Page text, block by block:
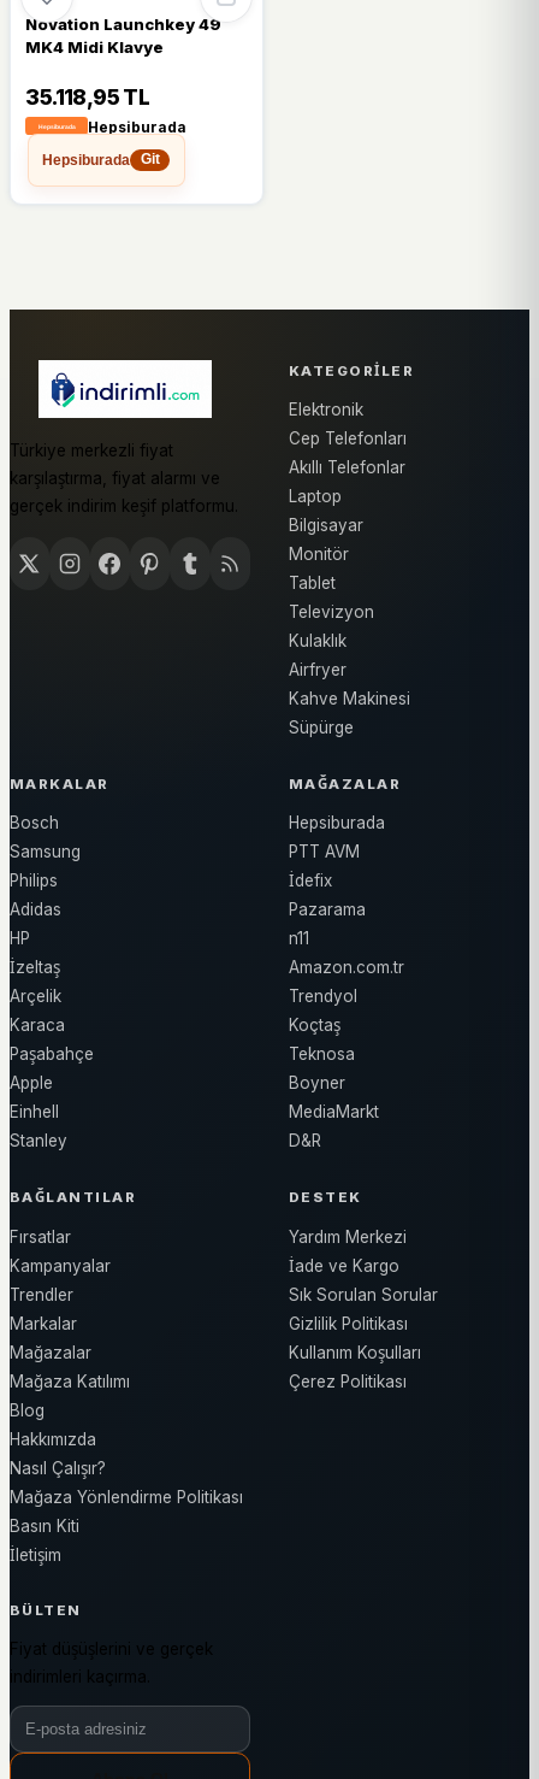
Novation Launchkey 49
MK4 Midi Klavye
35.118,95 TL
Hepsiburada
Hepsiburada
Git
Türkiye merkezli fiyat
karşılaştırma, fiyat alarmı ve
gerçek indirim keşif platformu.
KATEGORILER
Elektronik
Cep Telefonları
Akıllı Telefonlar
Laptop
Bilgisayar
Monitör
Tablet
Televizyon
Kulaklık
Airfryer
Kahve Makinesi
Süpürge
MARKALAR
Bosch
Samsung
Philips
Adidas
HP
İzeltaş
Arçelik
Karaca
Paşabahçe
Apple
Einhell
Stanley
MAĞAZALAR
Hepsiburada
PTT AVM
İdefix
Pazarama
n11
Amazon.com.tr
Trendyol
Koçtaş
Teknosa
Boyner
MediaMarkt
D&R
BAĞLANTILAR
Fırsatlar
Kampanyalar
Trendler
Markalar
Mağazalar
Mağaza Katılımı
Blog
Hakkımızda
Nasıl Çalışır?
Mağaza Yönlendirme Politikası
Basın Kiti
İletişim
DESTEK
Yardım Merkezi
İade ve Kargo
Sık Sorulan Sorular
Gizlilik Politikası
Kullanım Koşulları
Çerez Politikası
BÜLTEN
Fiyat düşüşlerini ve gerçek
indirimleri kaçırma.
Bülten e-posta adresiniz